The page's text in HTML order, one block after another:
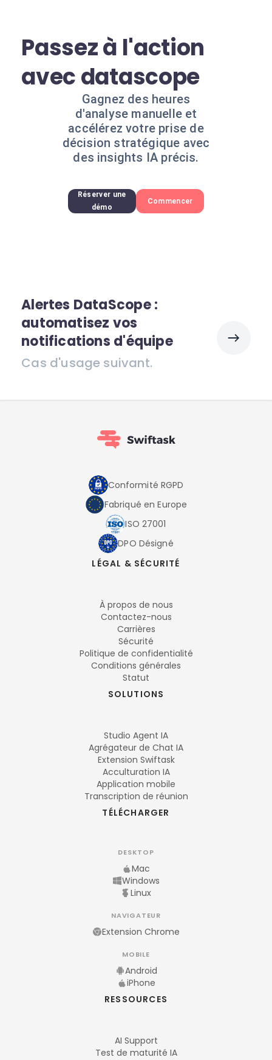
Passez à l'action
avec datascope
Gagnez des heures
d'analyse manuelle et
accélérez votre prise de
décision stratégique avec
des insights IA précis.
Réserver une
démo
Commencer
Alertes DataScope :
automatisez vos
notifications d'équipe
Cas d'usage suivant.
Conformité RGPD
Fabriqué en Europe
ISO 27001
DPO Désigné
LÉGAL & SÉCURITÉ
À propos de nous
Contactez-nous
Carrières
Sécurité
Politique de confidentialité
Conditions générales
Statut
SOLUTIONS
Studio Agent IA
Agrégateur de Chat IA
Extension Swiftask
Acculturation IA
Application mobile
Transcription de réunion
TÉLÉCHARGER
DESKTOP
Mac
Windows
Linux
NAVIGATEUR
Extension Chrome
MOBILE
Android
iPhone
RESSOURCES
AI Support
Test de maturité IA